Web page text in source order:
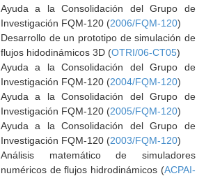
Ayuda a la Consolidación del Grupo de
Investigación FQM-120 (2006/FQM-120)
Desarrollo de un prototipo de simulación de
flujos hidodinámicos 3D (OTRI/06-CT05)
Ayuda a la Consolidación del Grupo de
Investigación FQM-120 (2004/FQM-120)
Ayuda a la Consolidación del Grupo de
Investigación FQM-120 (2005/FQM-120)
Ayuda a la Consolidación del Grupo de
Investigación FQM-120 (2003/FQM-120)
Análisis matemático de simuladores
numéricos de flujos hidrodinámicos (ACPAI-